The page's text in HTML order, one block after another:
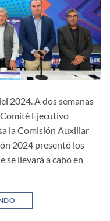
2024. A dos semanas
Ejecutivo
la Comisión Auxiliar
2024 presentó los
se llevará a cabo en
→